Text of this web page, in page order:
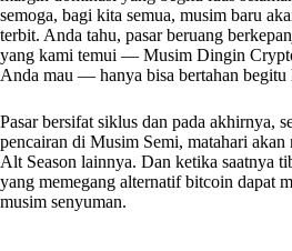
semoga, bagi kita semua, musim baru
terbit. Anda tahu, pasar beruang
yang kami temui — Musim Dingin
Anda mau — hanya bisa bertahan begitu
Pasar bersifat siklus dan pada akhirnya,
pencairan di Musim Semi, matahari akan
Alt Season lainnya. Dan ketika saatnya
yang memegang alternatif bitcoin dapat
musim senyuman.